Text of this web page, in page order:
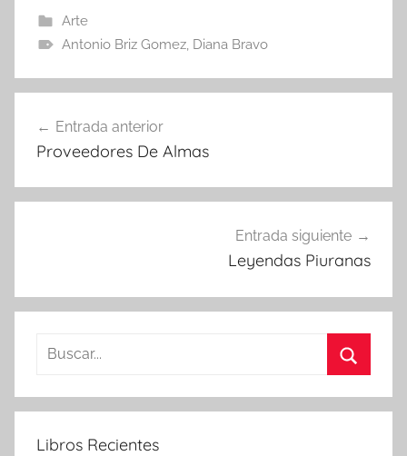
Arte
Antonio Briz Gomez, Diana Bravo
de
Entrada anterior
Proveedores De Almas
Entrada siguiente
Leyendas Piuranas
Buscar:
Libros Recientes